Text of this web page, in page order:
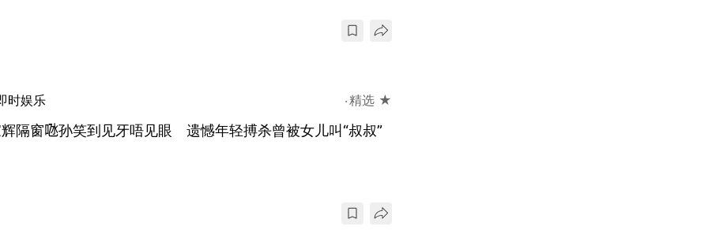
时娱乐 精选 ★
隔窗𠱁孙笑到见牙唔见眼 遗憾年轻搏杀曾被女儿叫“叔叔”